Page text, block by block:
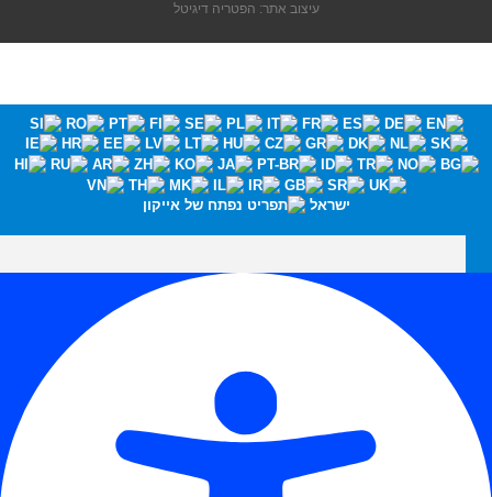
עיצוב אתר: הפטריה דיגיטל
ישראל